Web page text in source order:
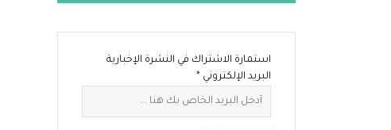
استمارة الاشتراك في النشرة الإخبارية
البريد الإلكتروني *